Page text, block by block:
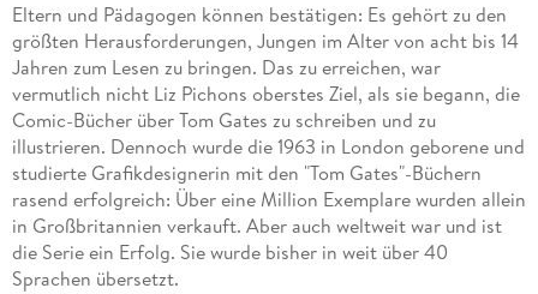
Eltern und Pädagogen können bestätigen: Es gehört zu den
größten Herausforderungen, Jungen im Alter von acht bis 14
Jahren zum Lesen zu bringen. Das zu erreichen, war
vermutlich nicht Liz Pichons oberstes Ziel, als sie begann, die
Comic-Bücher über Tom Gates zu schreiben und zu
illustrieren. Dennoch wurde die 1963 in London geborene und
studierte Grafikdesignerin mit den "Tom Gates"-Büchern
rasend erfolgreich: Über eine Million Exemplare wurden allein
in Großbritannien verkauft. Aber auch weltweit war und ist
die Serie ein Erfolg. Sie wurde bisher in weit über 40
Sprachen übersetzt.